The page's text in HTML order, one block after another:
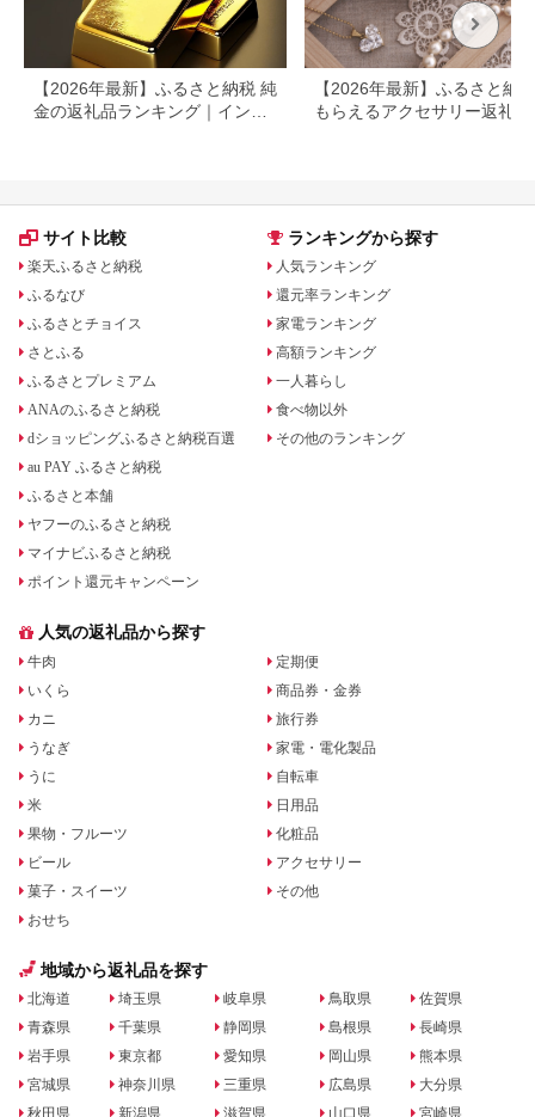
【2026年最新】ふるさと納税 純
金の返礼品ランキング｜インゴ
【2026年最新】ふるさと納
もらえるアクセサリー返礼品
サイト比較
楽天ふるさと納税
ふるなび
ふるさとチョイス
さとふる
ふるさとプレミアム
ANAのふるさと納税
dショッピングふるさと納税百選
au PAY ふるさと納税
ふるさと本舗
ヤフーのふるさと納税
マイナビふるさと納税
ポイント還元キャンペーン
ランキングから探す
人気ランキング
還元率ランキング
家電ランキング
高額ランキング
一人暮らし
食べ物以外
その他のランキング
人気の返礼品から探す
牛肉
いくら
カニ
うなぎ
うに
米
果物・フルーツ
ビール
菓子・スイーツ
おせち
定期便
商品券・金券
旅行券
家電・電化製品
自転車
日用品
化粧品
アクセサリー
その他
地域から返礼品を探す
北海道
青森県
岩手県
宮城県
秋田県
埼玉県
千葉県
東京都
神奈川県
新潟県
岐阜県
静岡県
愛知県
三重県
滋賀県
鳥取県
島根県
岡山県
広島県
山口県
佐賀県
長崎県
熊本県
大分県
宮崎県